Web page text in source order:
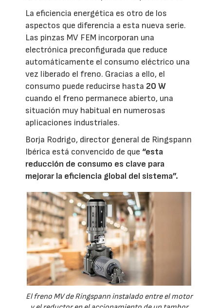
La eficiencia energética es otro de los
aspectos que diferencia a esta nueva serie.
Las pinzas MV FEM incorporan una
electrónica preconfigurada que reduce
automáticamente el consumo eléctrico una
vez liberado el freno. Gracias a ello, el
consumo puede reducirse hasta 20 W
cuando el freno permanece abierto, una
situación muy habitual en numerosas
aplicaciones industriales.
Borja Rodrigo, director general de Ringspann
Ibérica está convencido de que “esta
reducción de consumo es clave para
mejorar la eficiencia global del sistema”.
El freno MV de Ringspann instalado entre el motor